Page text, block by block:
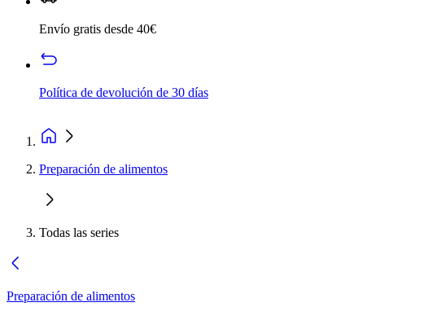
Envío gratis desde 40€
Política de devolución de 30 días
Preparación de alimentos
Todas las series
Preparación de alimentos